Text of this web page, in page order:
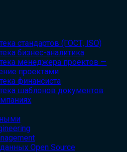
cтандартов (ГОСТ, ISO)
бизнес-аналитика
менеджера проектов —
проектами
финансиста
шаблонов документов
Open Source